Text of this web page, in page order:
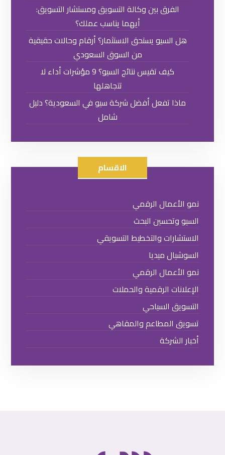
الفرق بين وكالة التسويق ومستشار التسويق:
أيهما يناسب عملك؟
هل السيو يستحق الاستثمار؟ أرقام وحالات حقيقية
من السوق السعودي
كيف تقيس نتائج السيو؟ 9 مؤشرات أداء لا
تتجاهلها
ماذا تفعل أفضل شركة سيو في السعودية؟ دليل
شامل
الاقسام
نمو الأعمال الرقمي
السيو وتحسين البحث
الاستشارات والتخطيط التسويقي
السوشيال ميديا
نمو الأعمال الرقمي
الإعلانات الرقمية والحملات
التسويق السياحي
تسويق المطاعم والمقاهي
أخبار الشركة